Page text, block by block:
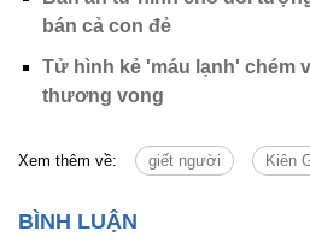
bán cả con đẻ
Tử hình kẻ 'máu lạnh' chém
thương vong
Xem thêm về: giết người Kiên